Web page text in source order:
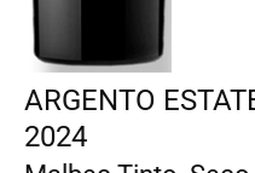
ARGENTO
2024